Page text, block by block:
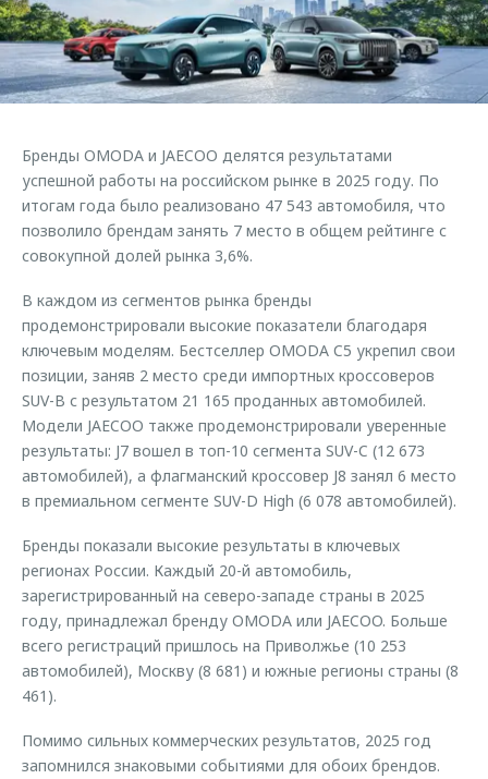
Страхование
Кредитный калькулятор
Аксессуары
Оригинальные аксессуары
Запчасти
Трейд-ин
Клиентская поддержка
O&J Автоклуб
Клуб владельцев OMODA
Аксессуары
Одежда и сувениры
Оригинальные аксессуары
Обратная связь
Бренды OMODA и JAECOO делятся результатами
успешной работы на российском рынке в 2025 году. По
итогам года было реализовано 47 543 автомобиля, что
позволило брендам занять 7 место в общем рейтинге с
совокупной долей рынка 3,6%.
В каждом из сегментов рынка бренды
продемонстрировали высокие показатели благодаря
ключевым моделям. Бестселлер OMODA C5 укрепил свои
позиции, заняв 2 место среди импортных кроссоверов
SUV-B с результатом 21 165 проданных автомобилей.
Модели JAECOO также продемонстрировали уверенные
результаты: J7 вошел в топ-10 сегмента SUV-C (12 673
автомобилей), а флагманский кроссовер J8 занял 6 место
в премиальном сегменте SUV-D High (6 078 автомобилей).
Бренды показали высокие результаты в ключевых
регионах России. Каждый 20-й автомобиль,
зарегистрированный на северо-западе страны в 2025
году, принадлежал бренду OMODA или JAECOO. Больше
всего регистраций пришлось на Приволжье (10 253
автомобилей), Москву (8 681) и южные регионы страны (8
461).
Помимо сильных коммерческих результатов, 2025 год
запомнился знаковыми событиями для обоих брендов.